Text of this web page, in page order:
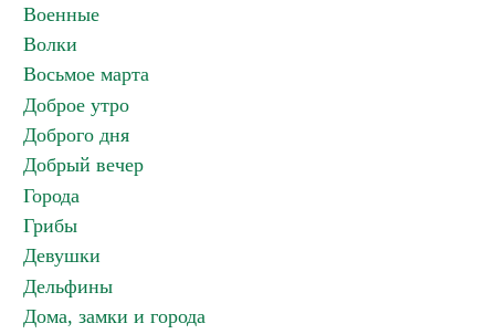
Военные
Волки
Восьмое марта
Доброе утро
Доброго дня
Добрый вечер
Города
Грибы
Девушки
Дельфины
Дома, замки и города